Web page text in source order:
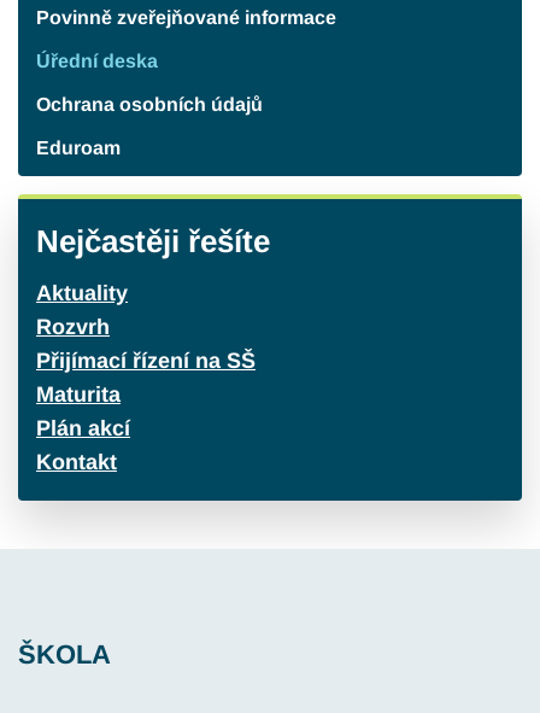
Povinně zveřejňované informace
Úřední deska
Ochrana osobních údajů
Eduroam
Nejčastěji řešíte
Aktuality
Rozvrh
Přijímací řízení na SŠ
Maturita
Plán akcí
Kontakt
ŠKOLA